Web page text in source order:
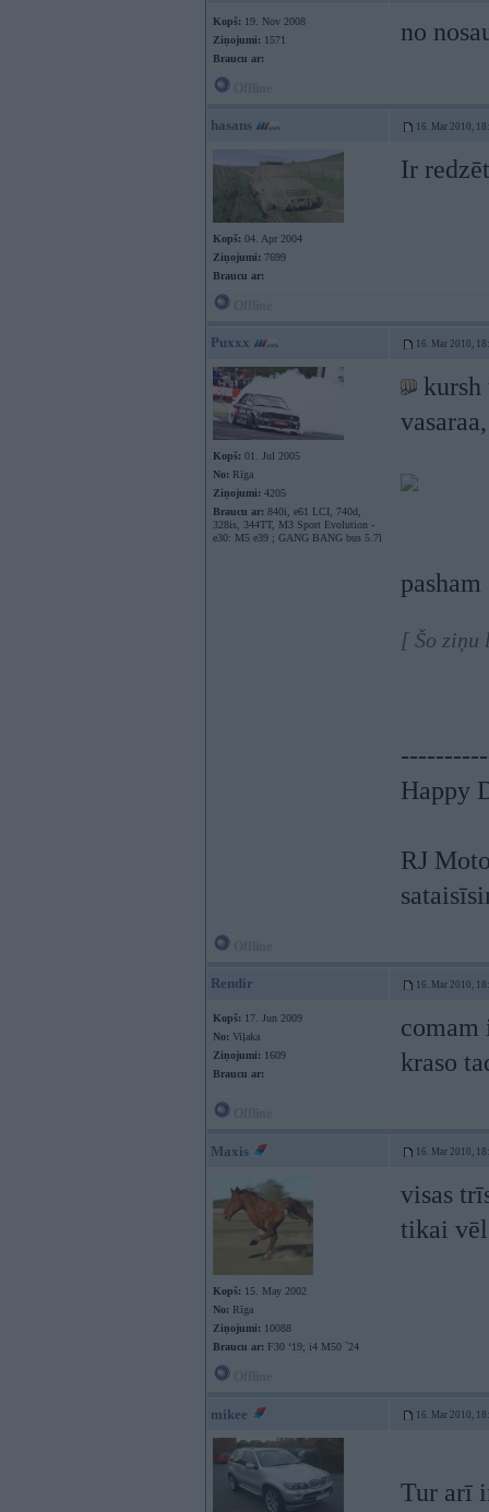
Kopš: 19. Nov 2008
Ziņojumi: 1571
Braucu ar:
no
hasans 16. Mar 2010,
Kopš: 04. Apr 2004
Ziņojumi: 7699
Braucu ar:
Ir
Puxxx 16. Mar 2010,
Kopš: 01. Jul 2005
No: Rīga
Ziņojumi: 4205
Braucu ar: 840i, e61 LCI, 740d,
328is, 344TT, M3 Sport Evolution -
e30: M5 e39 ; GANG BANG bus 5.7l
[ Šo ziņu
Happy
RJ
Rendir 16. Mar 2010,
Kopš: 17. Jun 2009
No: Viļaka
Ziņojumi: 1609
Braucu ar:
comam
kraso
Maxis 16. Mar 2010,
Kopš: 15. May 2002
No: Rīga
Ziņojumi: 10088
Braucu ar: F30 ‘19; i4 M50 `24
visas
tikai
mikee 16. Mar 2010,
Tur arī